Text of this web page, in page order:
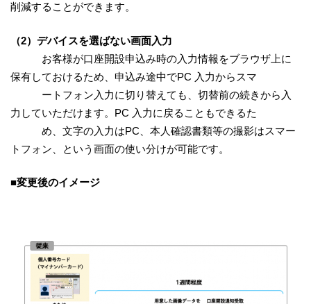
削減することができます。
（2）デバイスを選ばない画面入力
お客様が口座開設申込み時の入力情報をブラウザ上に
保有しておけるため、申込み途中でPC 入力からスマ
ートフォン入力に切り替えても、切替前の続きから入
力していただけます。PC 入力に戻ることもできるた
め、文字の入力はPC、本人確認書類等の撮影はスマー
トフォン、という画面の使い分けが可能です。
■変更後のイメージ